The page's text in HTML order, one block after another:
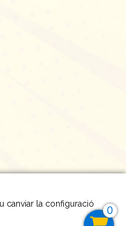
0
canviar la configuració